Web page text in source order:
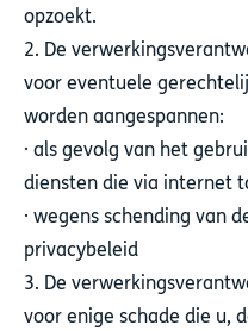
opzoekt.
2. De
voor eventuele
worden aangespannen:
· als gevolg van het
diensten die via internet
· wegens schending van
privacybeleid
3. De
voor enige schade die u,